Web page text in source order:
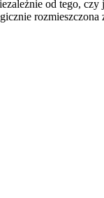
od tego, czy
rozmieszczona